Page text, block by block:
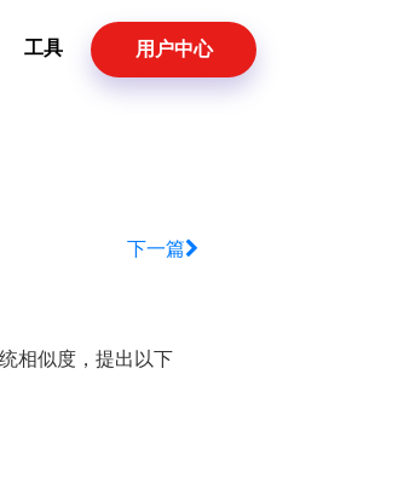
工具 用户中心
下一篇
相似度，提出以下